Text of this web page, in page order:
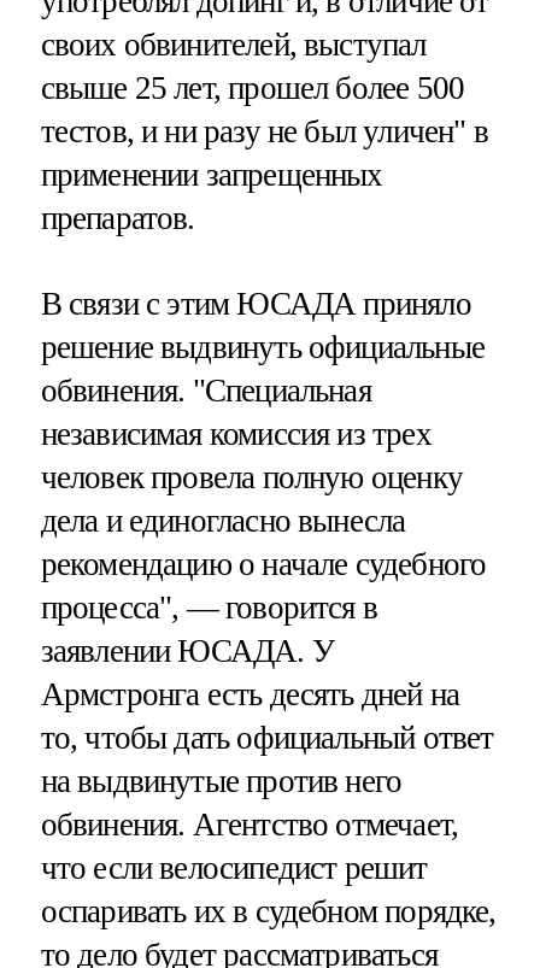
своих обвинителей, выступал
свыше 25 лет, прошел более 500
тестов, и ни разу не был уличен" в
применении запрещенных
препаратов.
В связи с этим ЮСАДА приняло
решение выдвинуть официальные
обвинения. "Специальная
независимая комиссия из трех
человек провела полную оценку
дела и единогласно вынесла
рекомендацию о начале судебного
процесса", — говорится в
заявлении ЮСАДА. У
Армстронга есть десять дней на
то, чтобы дать официальный ответ
на выдвинутые против него
обвинения. Агентство отмечает,
что если велосипедист решит
оспаривать их в судебном порядке,
то дело будет рассматриваться